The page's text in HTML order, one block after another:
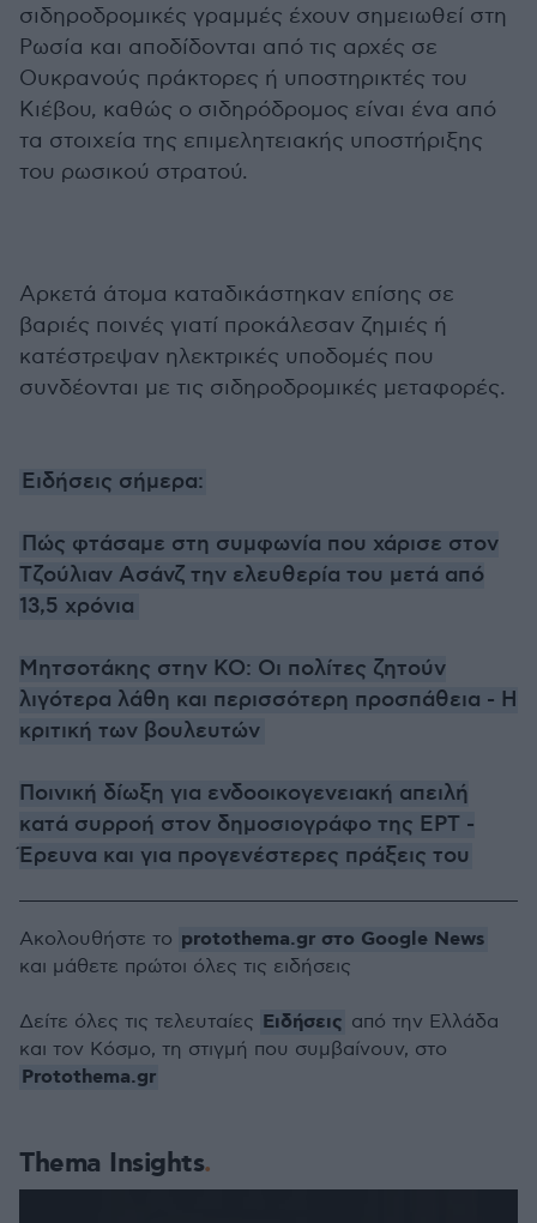
σιδηροδρομικές γραμμές έχουν σημειωθεί στη
Ρωσία και αποδίδονται από τις αρχές σε
Ουκρανούς πράκτορες ή υποστηρικτές του
Κιέβου, καθώς ο σιδηρόδρομος είναι ένα από
τα στοιχεία της επιμελητειακής υποστήριξης
του ρωσικού στρατού.
Αρκετά άτομα καταδικάστηκαν επίσης σε
βαριές ποινές γιατί προκάλεσαν ζημιές ή
κατέστρεψαν ηλεκτρικές υποδομές που
συνδέονται με τις σιδηροδρομικές μεταφορές.
Ειδήσεις σήμερα:
Πώς φτάσαμε στη συμφωνία που χάρισε στον
Τζούλιαν Ασάνζ την ελευθερία του μετά από
13,5 χρόνια
Μητσοτάκης στην ΚΟ: Οι πολίτες ζητούν
λιγότερα λάθη και περισσότερη προσπάθεια - Η
κριτική των βουλευτών
Ποινική δίωξη για ενδοοικογενειακή απειλή
κατά συρροή στον δημοσιογράφο της ΕΡΤ -
Έρευνα και για προγενέστερες πράξεις του
Thema Insights
Ακολουθήστε το protothema.gr στο Google News
και μάθετε πρώτοι όλες τις ειδήσεις
Δείτε όλες τις τελευταίες Ειδήσεις από την Ελλάδα
και τον Κόσμο, τη στιγμή που συμβαίνουν, στο
Protothema.gr